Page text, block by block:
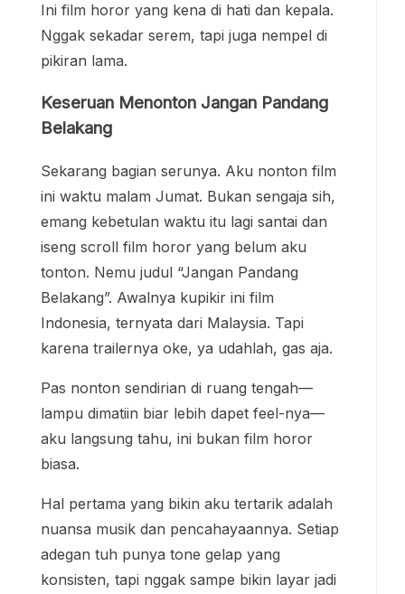
Ini film horor yang kena di hati dan kepala.
Nggak sekadar serem, tapi juga nempel di
pikiran lama.
Keseruan Menonton Jangan Pandang
Belakang
Sekarang bagian serunya. Aku nonton film
ini waktu malam Jumat. Bukan sengaja sih,
emang kebetulan waktu itu lagi santai dan
iseng scroll film horor yang belum aku
tonton. Nemu judul “Jangan Pandang
Belakang”. Awalnya kupikir ini film
Indonesia, ternyata dari Malaysia. Tapi
karena trailernya oke, ya udahlah, gas aja.
Pas nonton sendirian di ruang tengah—
lampu dimatiin biar lebih dapet feel-nya—
aku langsung tahu, ini bukan film horor
biasa.
Hal pertama yang bikin aku tertarik adalah
nuansa musik dan pencahayaannya. Setiap
adegan tuh punya tone gelap yang
konsisten, tapi nggak sampe bikin layar jadi